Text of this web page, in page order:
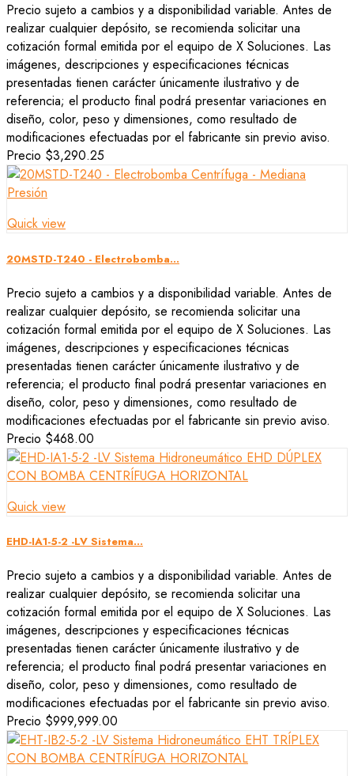
Precio sujeto a cambios y a disponibilidad variable. Antes de
realizar cualquier depósito, se recomienda solicitar una
cotización formal emitida por el equipo de X Soluciones. Las
imágenes, descripciones y especificaciones técnicas
presentadas tienen carácter únicamente ilustrativo y de
referencia; el producto final podrá presentar variaciones en
diseño, color, peso y dimensiones, como resultado de
modificaciones efectuadas por el fabricante sin previo aviso.
Precio $3,290.25
Quick view
20MSTD-T240 - Electrobomba...
Precio sujeto a cambios y a disponibilidad variable. Antes de
realizar cualquier depósito, se recomienda solicitar una
cotización formal emitida por el equipo de X Soluciones. Las
imágenes, descripciones y especificaciones técnicas
presentadas tienen carácter únicamente ilustrativo y de
referencia; el producto final podrá presentar variaciones en
diseño, color, peso y dimensiones, como resultado de
modificaciones efectuadas por el fabricante sin previo aviso.
Precio $468.00
Quick view
EHD-IA1-5-2 -LV Sistema...
Precio sujeto a cambios y a disponibilidad variable. Antes de
realizar cualquier depósito, se recomienda solicitar una
cotización formal emitida por el equipo de X Soluciones. Las
imágenes, descripciones y especificaciones técnicas
presentadas tienen carácter únicamente ilustrativo y de
referencia; el producto final podrá presentar variaciones en
diseño, color, peso y dimensiones, como resultado de
modificaciones efectuadas por el fabricante sin previo aviso.
Precio $999,999.00